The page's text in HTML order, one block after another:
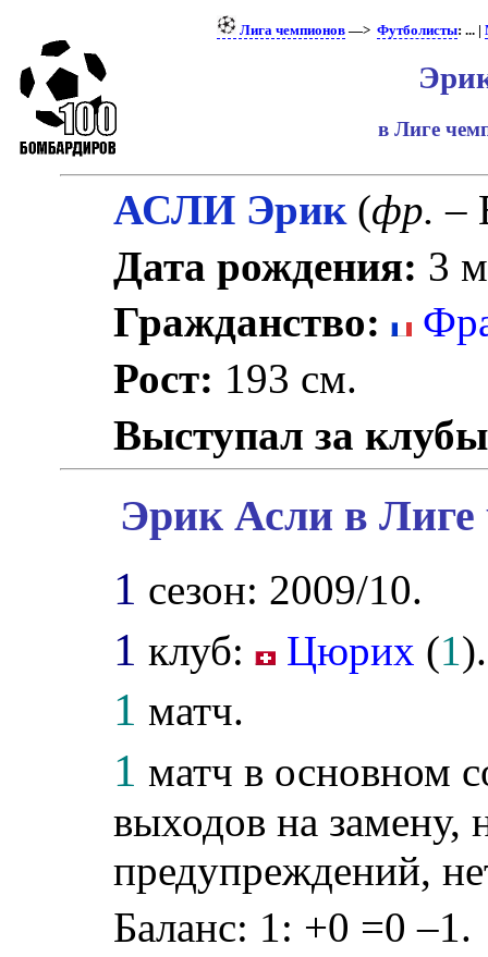
Лига чемпионов —>Футболисты: ... |
в Лиге
АСЛИ Эрик(фр. –
Дата рождения: 3
Гражданство:
Рост: 193 см.
Выступал за
Эрик Асли в Лиге
1 сезон: 2009/10.
1 клуб: Цюрих (1).
1 матч.
1 матч в основном
выходов на замену,
предупреждений,
Баланс: 1: +0 =0 –1.